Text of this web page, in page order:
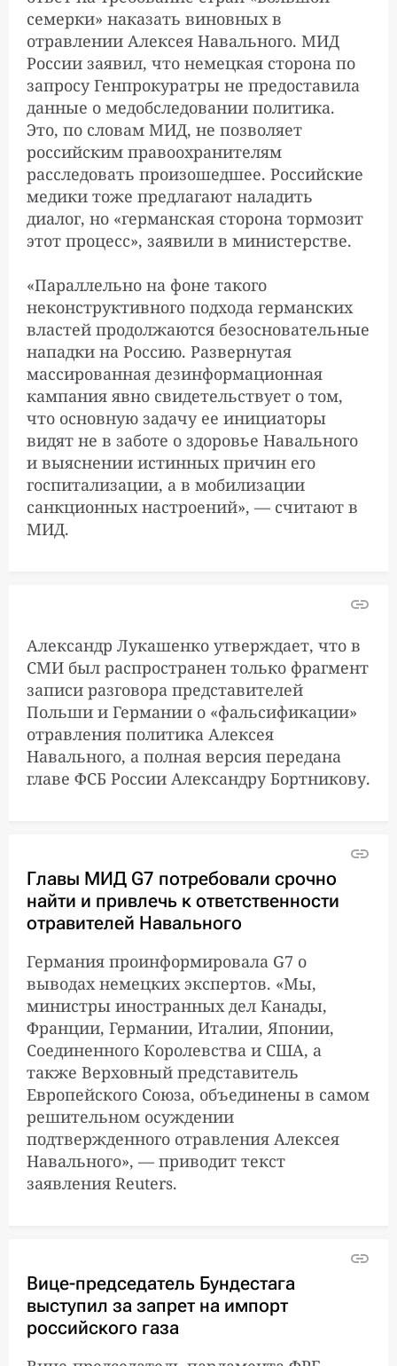
семерки» наказать виновных в
отравлении Алексея Навального. МИД
России заявил, что немецкая сторона по
запросу Генпрокуратры не предоставила
данные о медобследовании политика.
Это, по словам МИД, не позволяет
российским правоохранителям
расследовать произошедшее. Российские
медики тоже предлагают наладить
диалог, но «германская сторона тормозит
этот процесс», заявили в министерстве.
«Параллельно на фоне такого
неконструктивного подхода германских
властей продолжаются безосновательные
нападки на Россию. Развернутая
массированная дезинформационная
кампания явно свидетельствует о том,
что основную задачу ее инициаторы
видят не в заботе о здоровье Навального
и выяснении истинных причин его
госпитализации, а в мобилизации
санкционных настроений», — считают в
МИД.
Александр Лукашенко утверждает, что в
СМИ был распространен только фрагмент
записи разговора представителей
Польши и Германии о «фальсификации»
отравления политика Алексея
Навального, а полная версия передана
главе ФСБ России Александру Бортникову.
Главы МИД G7 потребовали срочно
найти и привлечь к ответственности
отравителей Навального
Германия проинформировала G7 о
выводах немецких экспертов. «Мы,
министры иностранных дел Канады,
Франции, Германии, Италии, Японии,
Соединенного Королевства и США, а
также Верховный представитель
Европейского Союза, объединены в самом
решительном осуждении
подтвержденного отравления Алексея
Навального», — приводит текст
заявления Reuters.
Вице-председатель Бундестага
выступил за запрет на импорт
российского газа